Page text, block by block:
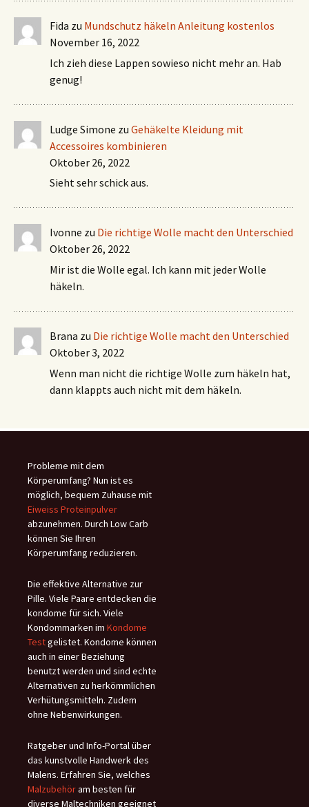
Fida zu Mundschutz häkeln Anleitung kostenlos
November 16, 2022
Ich zieh diese Lappen sowieso nicht mehr an. Hab
genug!
Ludge Simone zu Gehäkelte Kleidung mit
Accessoires kombinieren
Oktober 26, 2022
Sieht sehr schick aus.
Ivonne zu Die richtige Wolle macht den Unterschied
Oktober 26, 2022
Mir ist die Wolle egal. Ich kann mit jeder Wolle
häkeln.
Brana zu Die richtige Wolle macht den Unterschied
Oktober 3, 2022
Wenn man nicht die richtige Wolle zum häkeln hat,
dann klappts auch nicht mit dem häkeln.
Probleme mit dem
Körperumfang? Nun ist es
möglich, bequem Zuhause mit
Eiweiss Proteinpulver
abzunehmen. Durch Low Carb
können Sie Ihren
Körperumfang reduzieren.
Die effektive Alternative zur
Pille. Viele Paare entdecken die
kondome für sich. Viele
Kondommarken im Kondome
Testgelistet. Kondome können
auch in einer Beziehung
benutzt werden und sind echte
Alternativen zu herkömmlichen
Verhütungsmitteln. Zudem
ohne Nebenwirkungen.
Ratgeber und Info-Portal über
das kunstvolle Handwerk des
Malens. Erfahren Sie, welches
Malzubehöram besten für
diverse Maltechniken geeignet